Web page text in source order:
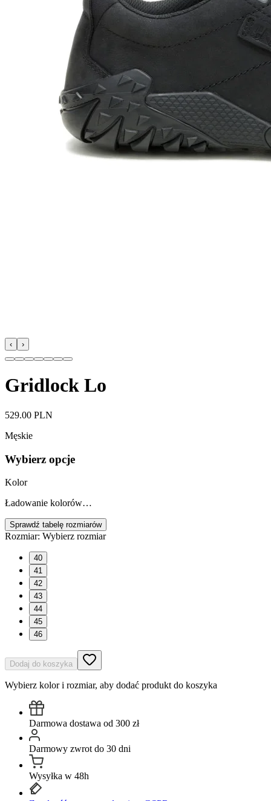
‹ ›
Gridlock Lo
529.00 PLN
Męskie
Wybierz opcje
Kolor
Ładowanie kolorów…
Sprawdź tabelę rozmiarów
Rozmiar: Wybierz rozmiar
40
41
42
43
44
45
46
Dodaj do koszyka
Wybierz kolor i rozmiar, aby dodać produkt do koszyka
Darmowa dostawa od 300 zł
Darmowy zwrot do 30 dni
Wysyłka w 48h